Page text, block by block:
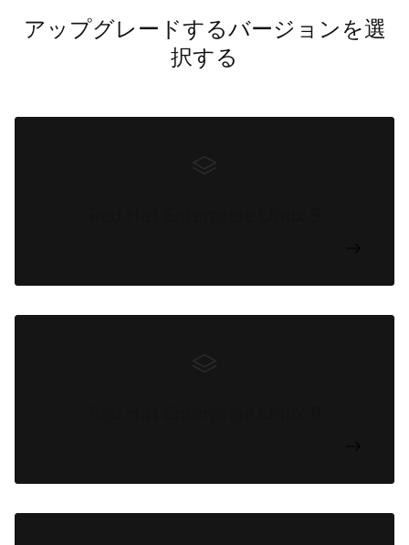
アップグレードするバージョンを選
択する